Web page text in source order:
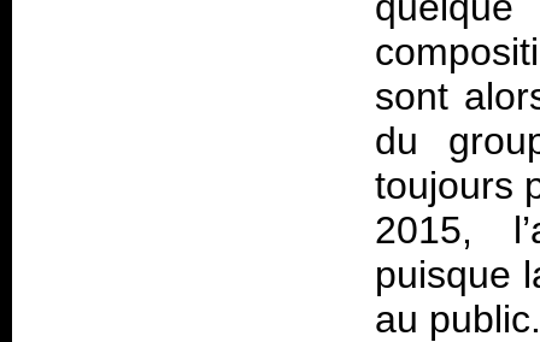
sont
du
toujours
2015,
puisque
au